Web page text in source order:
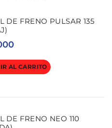
DE FRENO PULSAR 135
AL CARRITO
DE FRENO NEO 110